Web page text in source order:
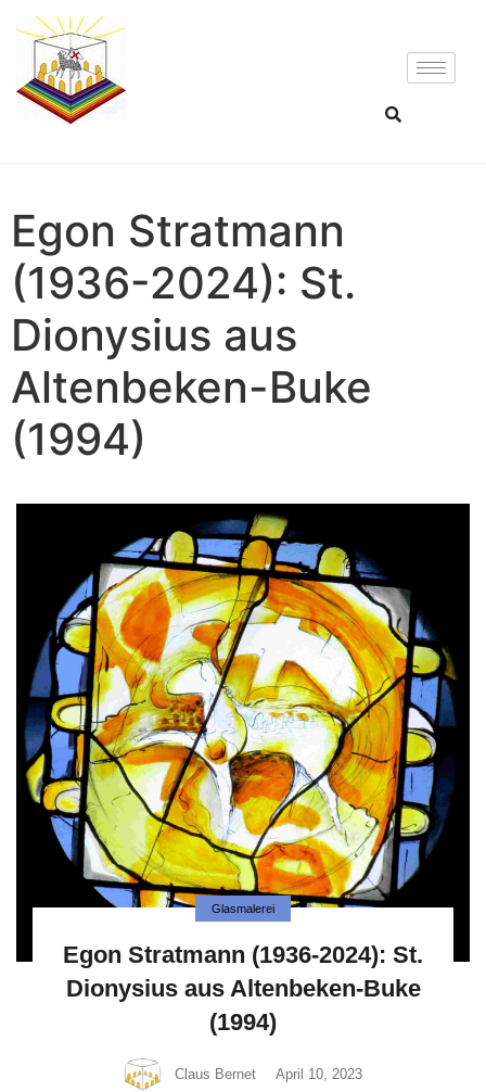
Egon Stratmann
(1936-2024): St.
Dionysius aus
Altenbeken-Buke
(1994)
Glasmalerei
Egon Stratmann (1936-2024): St.
Dionysius aus Altenbeken-Buke
(1994)
Claus Bernet April 10, 2023